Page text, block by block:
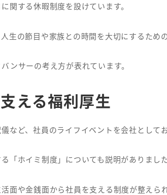
関する休暇制度を設けています。
人生の節目や家族との時間を大切にするため
ンサーの考え方が表れています。
える福利厚生
など、社員のライフイベントを会社として
「ホイミ制度」についても説明がありました
面や金銭面から社員を支える制度が整えら